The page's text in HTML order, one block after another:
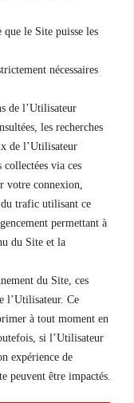
le Site puisse les
nécessaires
de l’Utilisateur
les recherches
de l’Utilisateur
via ces
votre connexion,
trafic utilisant ce
permettant à
du Site et la
du Site, ces
l’Utilisateur. Ce
à tout moment en
si l’Utilisateur
expérience de
peuvent être impactés.